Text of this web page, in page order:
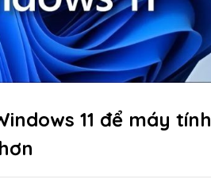
11 để máy tính